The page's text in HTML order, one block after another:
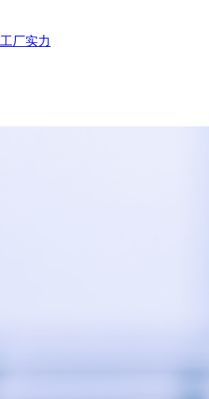
工厂实力